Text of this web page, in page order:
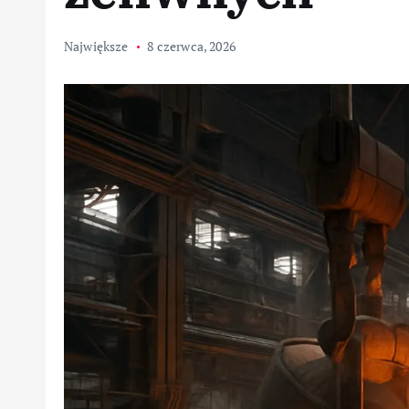
Największe 8 czerwca, 2026